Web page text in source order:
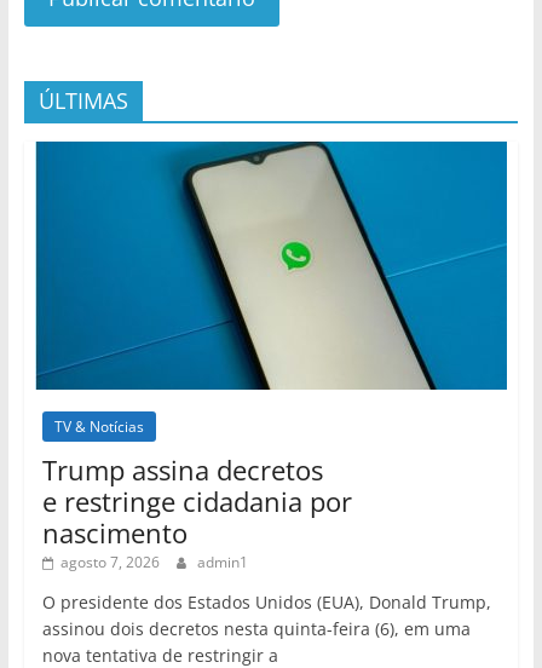
ÚLTIMAS
TV & Notícias
Trump assina decretos
e restringe cidadania por
nascimento
agosto 7, 2026 admin1
O presidente dos Estados Unidos (EUA), Donald Trump,
assinou dois decretos nesta quinta-feira (6), em uma
nova tentativa de restringir a